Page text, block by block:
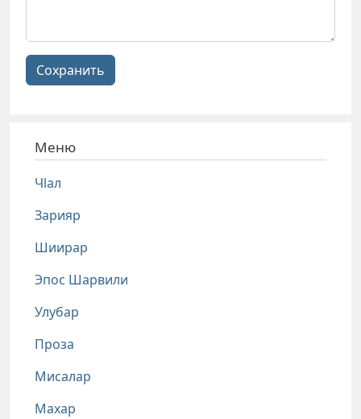
Сохранить
Меню
Чlал
Зарияр
Шиирар
Эпос Шарвили
Улубар
Проза
Мисалар
Махар